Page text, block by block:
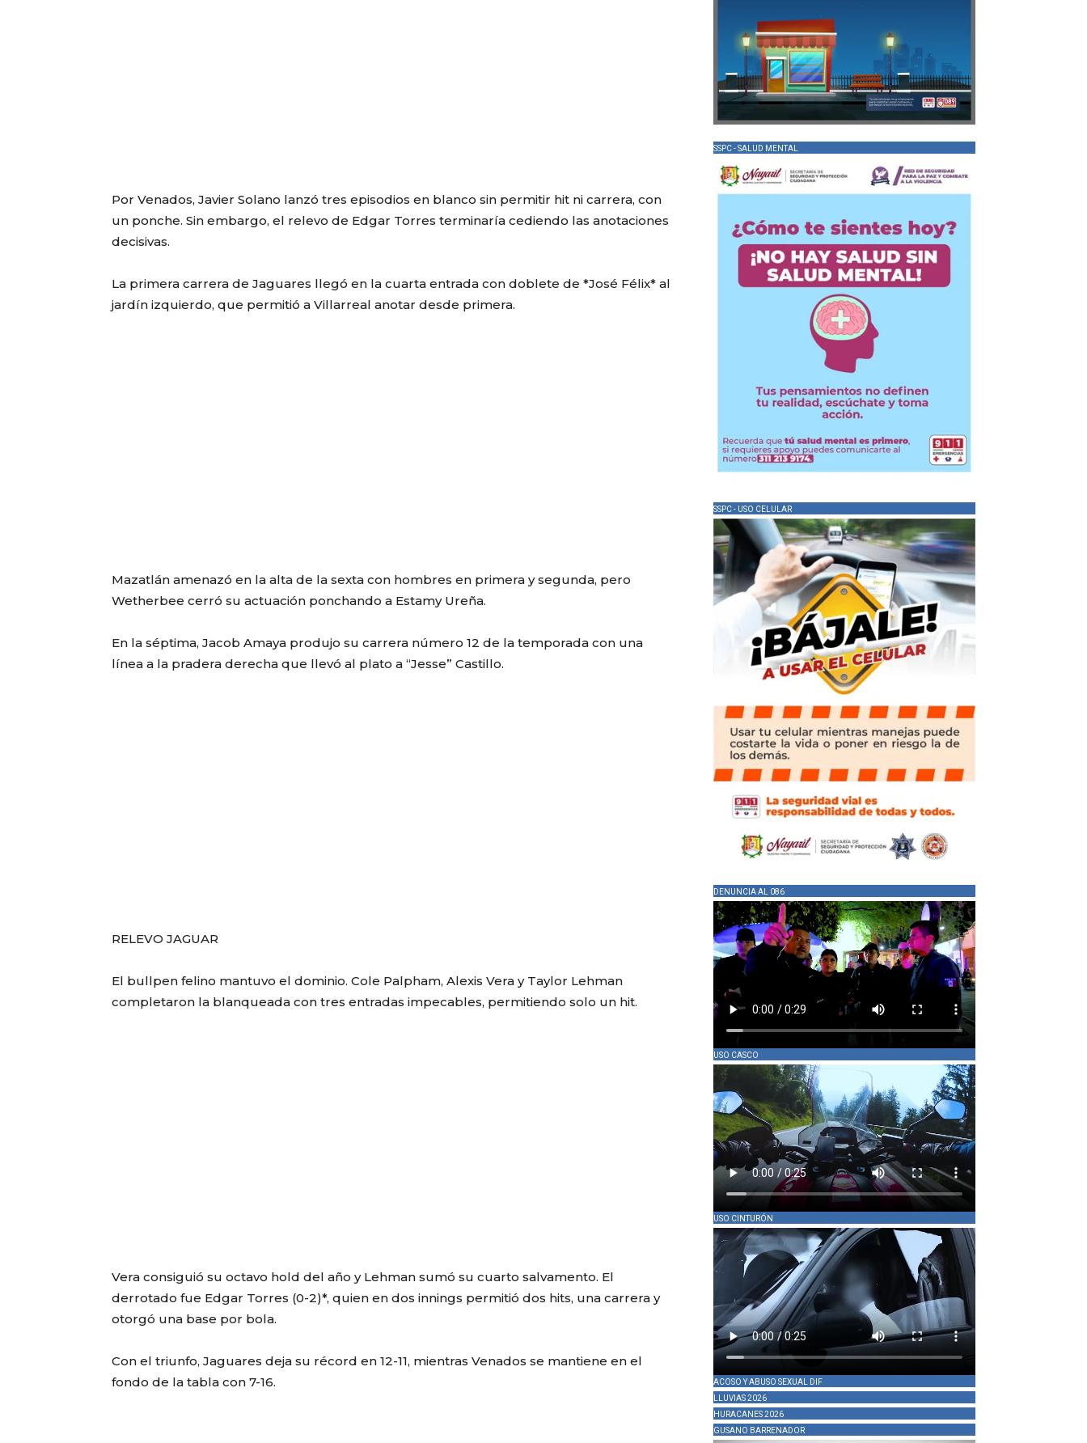
Por Venados, Javier Solano lanzó tres episodios en blanco sin permitir hit ni carrera, con
un ponche. Sin embargo, el relevo de Edgar Torres terminaría cediendo las anotaciones
decisivas.
La primera carrera de Jaguares llegó en la cuarta entrada con doblete de *José Félix* al
jardín izquierdo, que permitió a Villarreal anotar desde primera.
Mazatlán amenazó en la alta de la sexta con hombres en primera y segunda, pero
Wetherbee cerró su actuación ponchando a Estamy Ureña.
En la séptima, Jacob Amaya produjo su carrera número 12 de la temporada con una
línea a la pradera derecha que llevó al plato a “Jesse” Castillo.
RELEVO JAGUAR
El bullpen felino mantuvo el dominio. Cole Palpham, Alexis Vera y Taylor Lehman
completaron la blanqueada con tres entradas impecables, permitiendo solo un hit.
Vera consiguió su octavo hold del año y Lehman sumó su cuarto salvamento. El
derrotado fue Edgar Torres (0-2)*, quien en dos innings permitió dos hits, una carrera y
otorgó una base por bola.
Con el triunfo, Jaguares deja su récord en 12-11, mientras Venados se mantiene en el
fondo de la tabla con 7-16.
SSPC - SALUD MENTAL
SSPC - USO CELULAR
DENUNCIA AL 086
USO CASCO
USO CINTURÓN
ACOSO Y ABUSO SEXUAL DIF
LLUVIAS 2026
HURACANES 2026
GUSANO BARRENADOR